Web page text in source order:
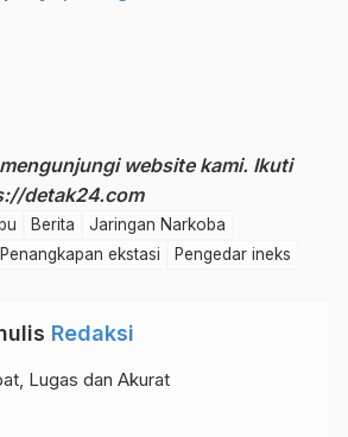
website kami. Ikuti
detak24.com
Berita
Jaringan Narkoba
Penangkapan ekstasi
Pengedar ineks
Redaksi
Lugas dan Akurat